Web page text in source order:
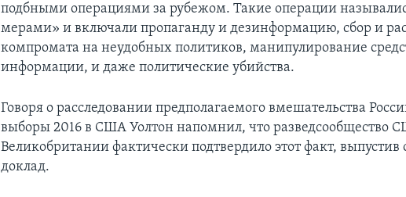
подбными операциями за рубежом. Такие операции
мерами» и включали пропаганду и дезинформацию, сбор и
компромата на неудобных политиков, манипулирование
информации, и даже политические убийства.
Говоря о расследовании предполагаемого вмешательства
выборы 2016 в США Уолтон напомнил, что разведсообщество
Великобритании фактически подтвердило этот факт,
доклад.